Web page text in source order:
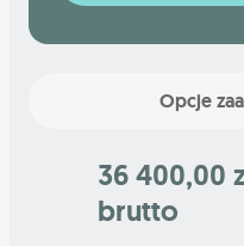
Opcje
36 400,00
brutto